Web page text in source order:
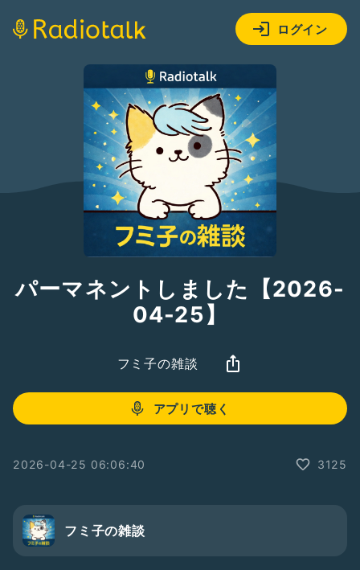
ログイン
パーマネントしました【2026-
04-25】
フミ子の雑談
アプリで聴く
2026-04-25 06:06:40 3125
フミ子の雑談